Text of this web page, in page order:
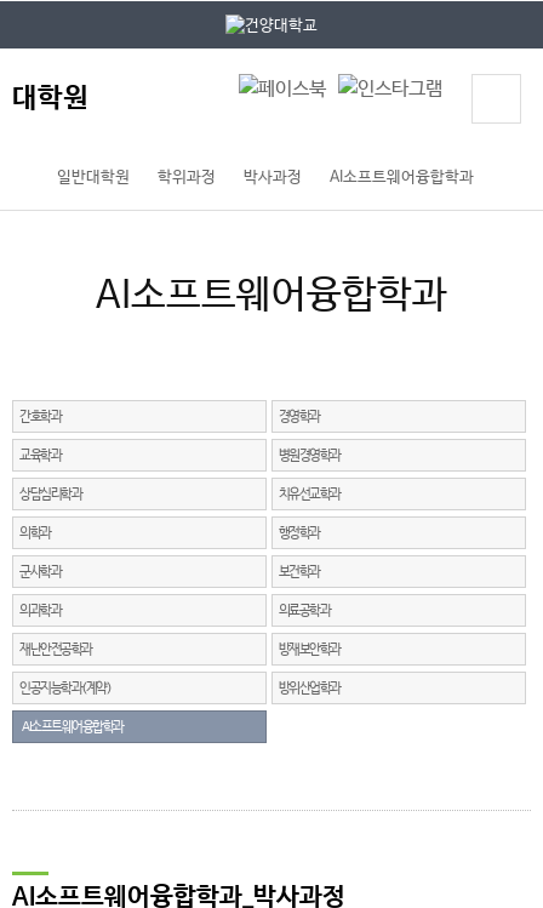
대학원
일반대학원 학위과정 박사과정 AI소프트웨어융합학과
AI소프트웨어융합학과
간호학과 경영학과
교육학과 병원경영학과
상담심리학과 치유선교학과
의학과 행정학과
군사학과 보건학과
의과학과 의료공학과
재난안전공학과 방재보안학과
인공지능학과(계약) 방위산업학과
AI소프트웨어융합학과
AI소프트웨어융합학과_박사과정